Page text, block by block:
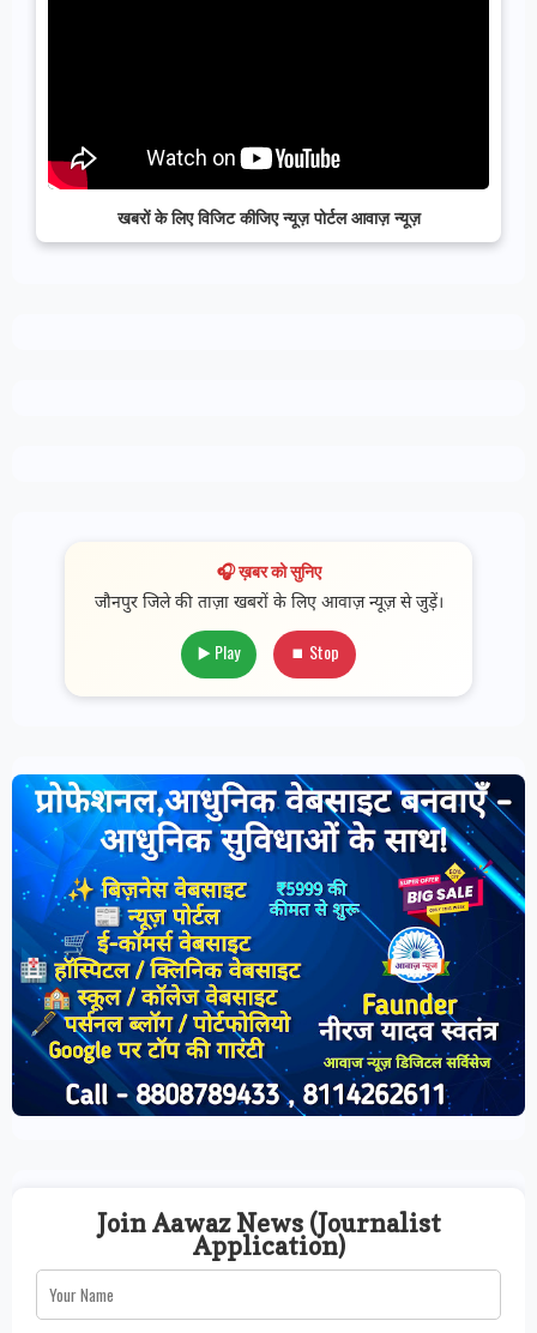
खबरों के लिए विजिट कीजिए न्यूज़ पोर्टल आवाज़ न्यूज़
🎧 ख़बर को सुनिए
जौनपुर जिले की ताज़ा खबरों के लिए आवाज़ न्यूज़ से जुड़ें।
▶️ Play ⏹ Stop
Join Aawaz News (Journalist
Application)